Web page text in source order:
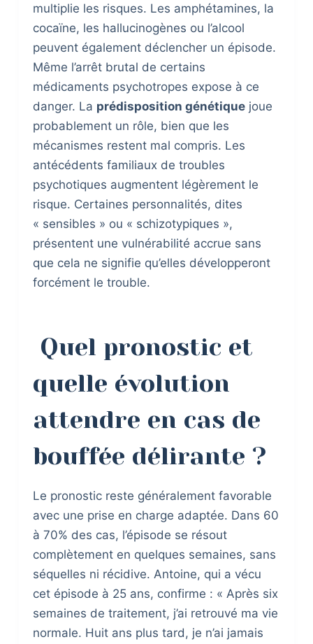
multiplie les risques. Les amphétamines, la
cocaïne, les hallucinogènes ou l’alcool
peuvent également déclencher un épisode.
Même l’arrêt brutal de certains
médicaments psychotropes expose à ce
danger. La prédisposition génétiquejoue
probablement un rôle, bien que les
mécanismes restent mal compris. Les
antécédents familiaux de troubles
psychotiques augmentent légèrement le
risque. Certaines personnalités, dites
« sensibles » ou « schizotypiques »,
présentent une vulnérabilité accrue sans
que cela ne signifie qu’elles développeront
forcément le trouble.
Quel pronostic et
quelle évolution
attendre en cas de
bouffée délirante ?
Le pronostic reste généralement favorable
avec une prise en charge adaptée. Dans 60
à 70% des cas, l’épisode se résout
complètement en quelques semaines, sans
séquelles ni récidive. Antoine, qui a vécu
cet épisode à 25 ans, confirme : « Après six
semaines de traitement, j’ai retrouvé ma vie
normale. Huit ans plus tard, je n’ai jamais